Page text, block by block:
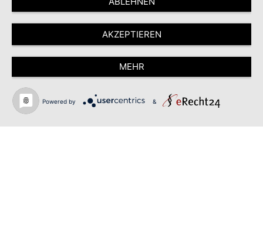
AKZEPTIEREN
MEHR
Powered by &